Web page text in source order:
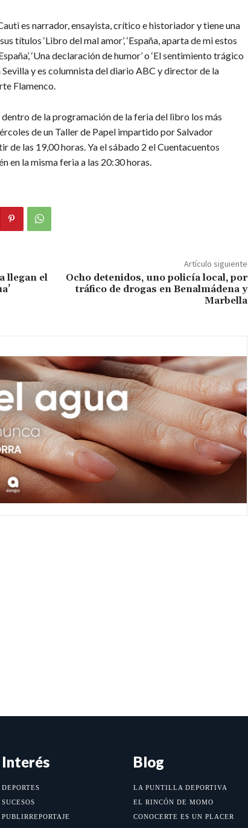
es narrador, ensayista, crítico e historiador y tiene una
títulos ‘Libro del mal amor’, ‘España, aparta de mi estos
‘Una declaración de humor’ o ‘El sentimiento trágico
Sevilla y es columnista del diario ABC y director de la
Flamenco.
de la programación de la feria del libro los más
de un Taller de Papel impartido por Salvador
de las 19,00 horas. Ya el sábado 2 el Cuentacuentos
en la misma feria a las 20:30 horas.
llegan el
Artículo siguiente
Ocho detenidos, uno policía local, por
tráfico de drogas en Benalmádena y
Marbella
Interés
DEPORTES
SUCESOS
PUBLIRREPORTAJE
Blog
LA PUNTILLA DEPORTIVA
EL RINCÓN DE MOMO
CONOCERTE ES UN PLACER